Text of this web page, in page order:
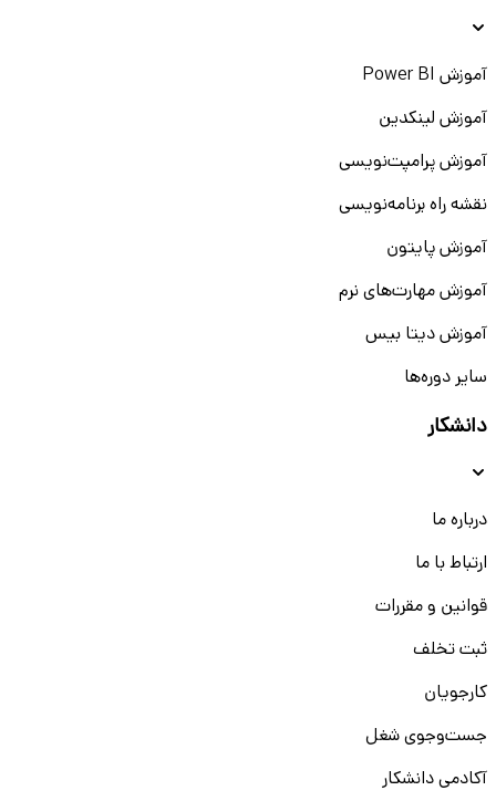
آموزش Power BI
آموزش لینکدین
آموزش پرامپت‌نویسی
نقشه راه برنامه‌نویسی
آموزش پایتون
آموزش مهارت‌های نرم
آموزش دیتا بیس
سایر دوره‌ها
دانشکار
درباره ما
ارتباط با ما
قوانین و مقررات
ثبت تخلف
کارجویان
جست‌و‌جوی شغل
آکادمی دانشکار